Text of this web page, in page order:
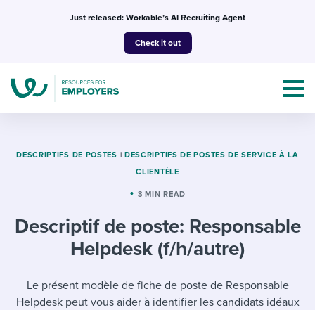
Just released: Workable’s AI Recruiting Agent
Check it out
Topics
Mobilizing AI in my work
Templates & Guides
I’m a jobseeker
Attend webinars & events
DESCRIPTIFS DE POSTES | DESCRIPTIFS DE POSTES DE SERVICE À LA
CLIENTÈLE
3 MIN READ
Descriptif de poste: Responsable
Helpdesk (f/h/autre)
Le présent modèle de fiche de poste de Responsable
Helpdesk peut vous aider à identifier les candidats idéaux